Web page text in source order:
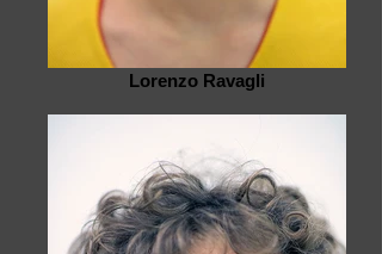
Lorenzo Ravagli